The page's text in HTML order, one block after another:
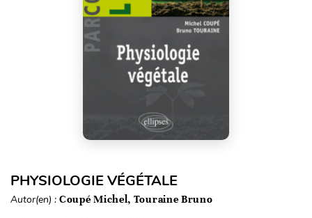
PHYSIOLOGIE VÉGÉTALE
Autor(en) : Coupé Michel, Touraine Bruno